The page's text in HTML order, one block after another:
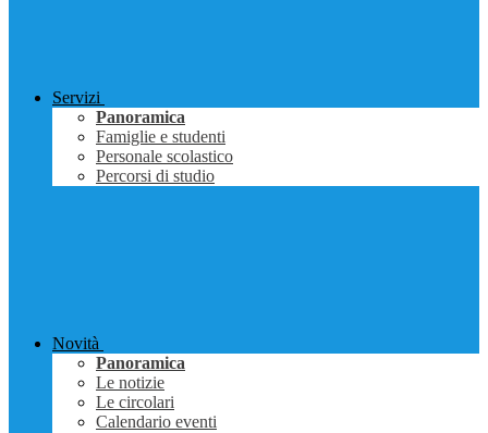
Servizi
Panoramica
Famiglie e studenti
Personale scolastico
Percorsi di studio
Novità
Panoramica
Le notizie
Le circolari
Calendario eventi